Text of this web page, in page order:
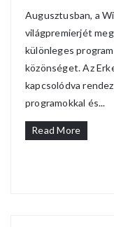
Augusztusban, a
világpremierjét
különleges
közönséget. Az
kapcsolódva
programokkal és...
Read More